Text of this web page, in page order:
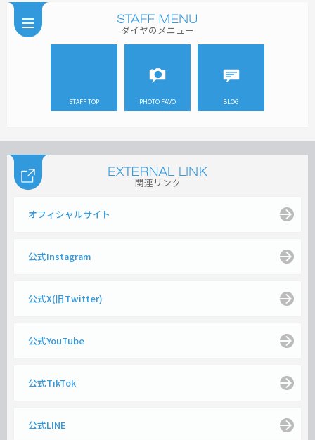
ダイヤのメニュー
STAFF TOP PHOTO FAVO BLOG
関連リンク
オフィシャルサイト
公式Instagram
公式X(旧Twitter)
公式YouTube
公式TikTok
公式LINE